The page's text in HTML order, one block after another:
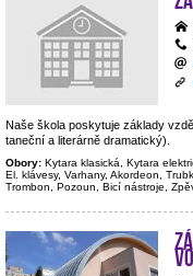
Naše škola poskytuje základy
taneční a literárně dramatický).
Obory: Kytara klasická, Kytara
El. klávesy, Varhany, Akordeon,
Trombon, Pozoun, Bicí nástroje,